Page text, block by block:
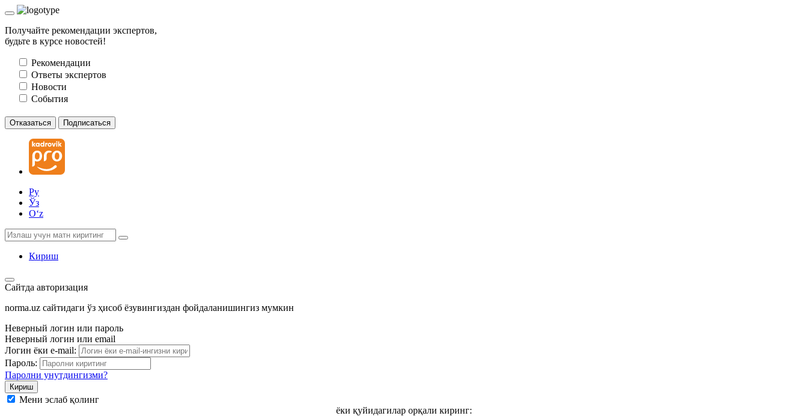
Получайте рекомендации экспертов,
будьте в курсе новостей!
Рекомендации
Ответы экспертов
Новости
События
Отказаться Подписаться
Ру
Ўз
Oʻz
Кириш
Сайтда авторизация
norma.uz сайтидаги ўз ҳисоб ёзувингиздан фойдаланишингиз мумкин
Неверный логин или пароль
Неверный логин или email
Логин ёки e-mail:
Пароль:
Паролни унутдингизми?
Мени эслаб қолинг
ёки қуйидагилар орқали киринг: